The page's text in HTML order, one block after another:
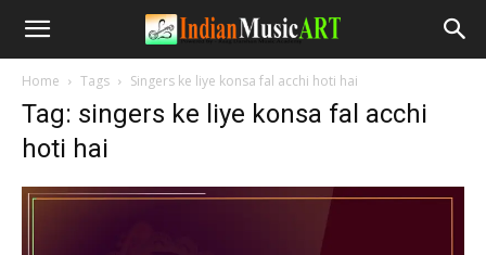
Home Tags Singers ke liye konsa fal acchi hoti hai
Tag: singers ke liye konsa fal acchi
hoti hai